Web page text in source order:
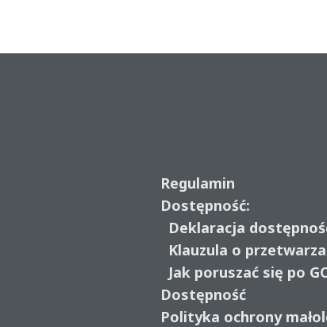
Regulamin
Dostępność:
Deklaracja
Klauzula o
Jak poruszać się po
Dostępność
Polityka ochrony